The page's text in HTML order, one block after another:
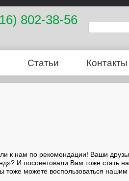
802-38-56
Статьи Контакты
к нам по рекомендации! Ваши
И посоветовали Вам тоже стать
тоже можете воспользоваться